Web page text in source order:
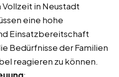
in Neustadt
eine hohe
Einsatzbereitschaft
Bedürfnisse der Familien
reagieren zu können.